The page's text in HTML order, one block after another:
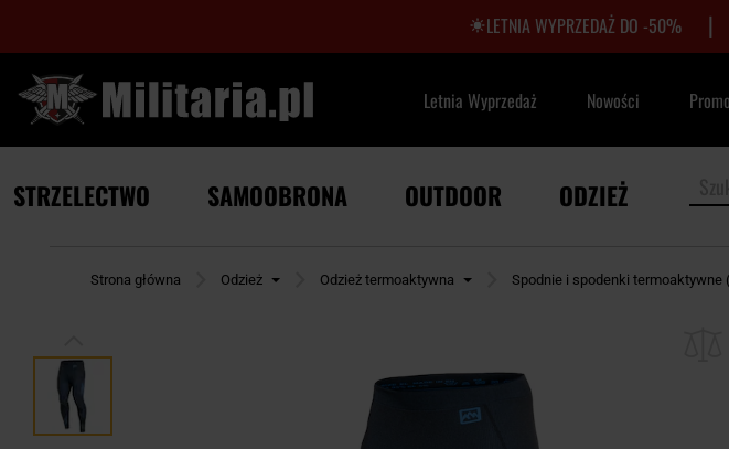
LETNIA WYPRZEDAŻ DO -50% |
Letnia Wyprzedaż Nowości
STRZELECTWO SAMOOBRONA OUTDOOR ODZIEŻ
Strona główna Odzież Odzież termoaktywna Spodnie i spodenki termoaktywne